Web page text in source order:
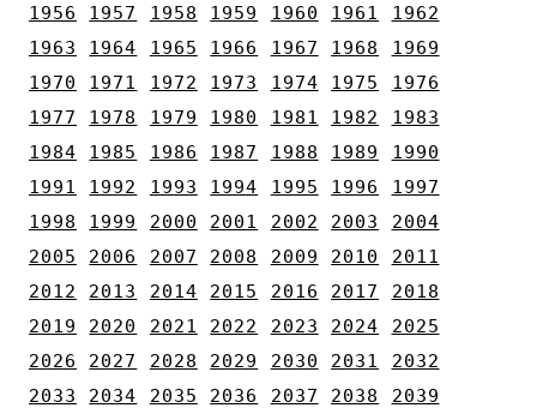
1956
1957 1958 1959 1960 1961
1962
1963
1964 1965 1966 1967 1968
1969
1970
1971 1972 1973 1974 1975
1976
1977
1978 1979 1980 1981 1982
1983
1984
1985 1986 1987 1988 1989
1990
1991
1992 1993 1994 1995 1996
1997
1998
1999 2000 2001 2002 2003
2004
2005
2006 2007 2008 2009 2010
2011
2012
2013 2014 2015 2016 2017
2018
2019
2020 2021 2022 2023 2024
2025
2026
2027 2028 2029 2030 2031
2032
2033
2034 2035 2036 2037 2038
2039